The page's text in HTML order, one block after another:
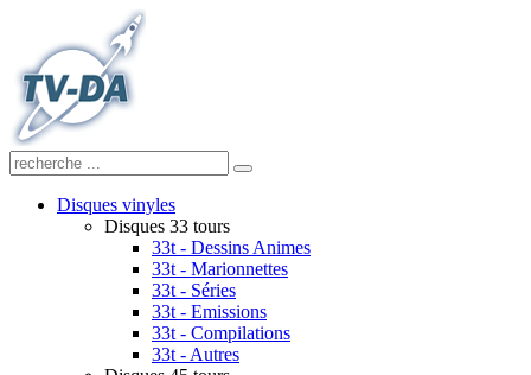
Disques vinyles
Disques 33 tours
33t - Dessins Animes
33t - Marionnettes
33t - Séries
33t - Emissions
33t - Compilations
33t - Autres